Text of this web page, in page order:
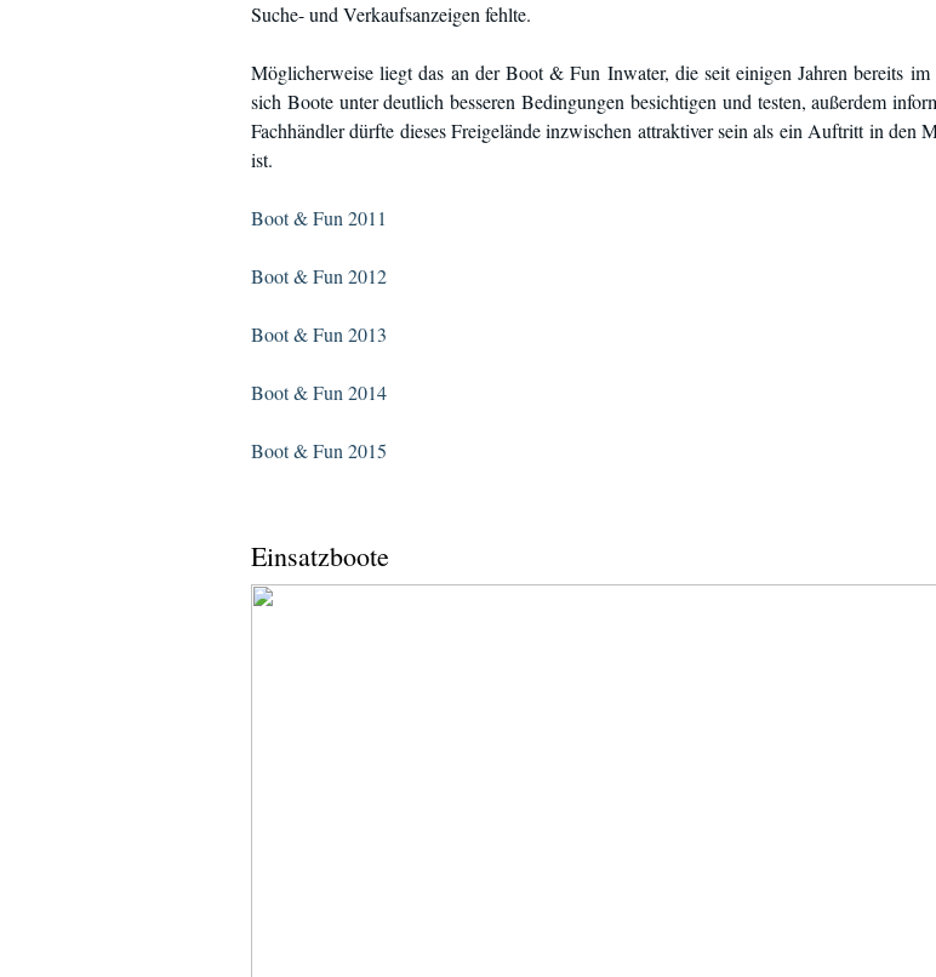
Suche- und Verkaufsanzeigen fehlte.
Möglicherweise liegt das an der Boot & Fun Inwater, die seit einigen Jahren bereits
sich Boote unter deutlich besseren Bedingungen besichtigen und testen, außerdem
Fachhändler dürfte dieses Freigelände inzwischen attraktiver sein als ein Auftritt in den
ist.
Boot & Fun 2011
Boot & Fun 2012
Boot & Fun 2013
Boot & Fun 2014
Boot & Fun 2015
Einsatzboote